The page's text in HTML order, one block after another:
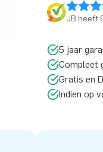
JB heeft
5 jaar
Compleet
Gratis en
Indien op